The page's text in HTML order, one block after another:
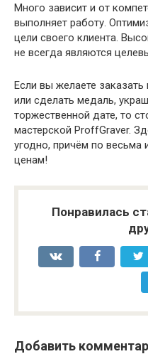
Много зависит и от
выполняет работу.
цели своего клиента.
не всегда являются
Если вы желаете
или сделать медаль,
торжественной дате, то
мастерской ProffGraver.
угодно, причём по весьма
ценам!
Понравилась
Добавить